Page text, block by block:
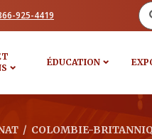
925-4419
ÉDUCATION
/ COLOMBIE-